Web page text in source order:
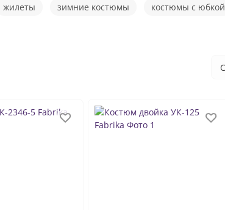
жилеты зимние костюмы костюмы с юбкой